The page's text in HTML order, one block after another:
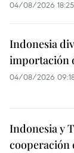
04/08/2026 18:25
Indonesia
importación
04/08/2026
Indonesia y
cooperación